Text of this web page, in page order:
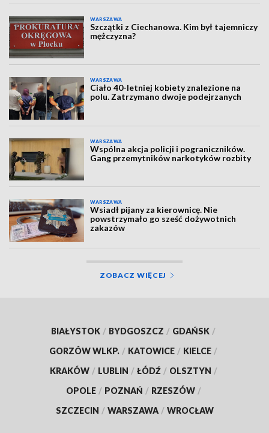
WARSZAWA
Szczątki z Ciechanowa. Kim był tajemniczy
mężczyzna?
WARSZAWA
Ciało 40-letniej kobiety znalezione na
polu. Zatrzymano dwoje podejrzanych
WARSZAWA
Wspólna akcja policji i pograniczników.
Gang przemytników narkotyków rozbity
WARSZAWA
Wsiadł pijany za kierownicę. Nie
powstrzymało go sześć dożywotnich
zakazów
ZOBACZ WIĘCEJ
BIAŁYSTOK / BYDGOSZCZ / GDAŃSK /
GORZÓW WLKP. / KATOWICE / KIELCE /
KRAKÓW / LUBLIN / ŁÓDŹ / OLSZTYN /
OPOLE / POZNAŃ / RZESZÓW /
SZCZECIN / WARSZAWA / WROCŁAW